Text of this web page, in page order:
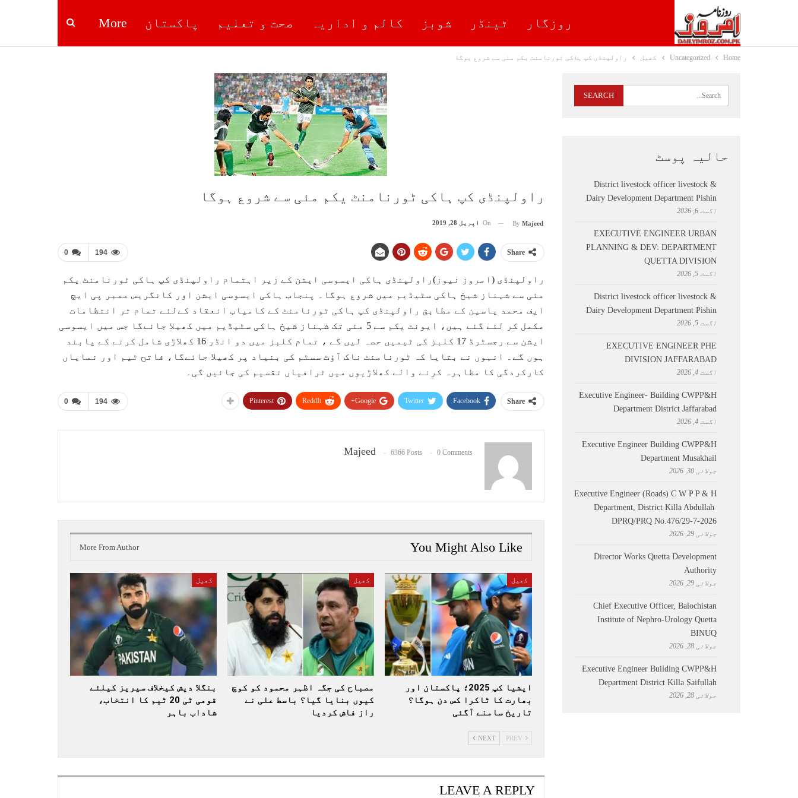
روزگار ٹینڈر شوبز کالم و اداریہ صحت و تعلیم پاکستان More
Home
Uncategorized کھیل راولپنڈی کپ ہاکی ٹورنامنٹ یکم مئی سے شروع ہوگا
راولپنڈی کپ ہاکی ٹورنامنٹ یکم مئی سے شروع ہوگا
By Majeed
On اپریل 28, 2019
0 194 Share
راولپنڈی (امروز نیوز)راولپنڈی ہاکی ایسوسی ایشن کے زیر اہتمام راولپنڈی کپ ہاکی ٹورنامنٹ یکم
مئی سے شہناز شیخ ہاکی سٹیڈیم میں شروع ہوگا۔ پنجاب ہاکی ایسوسی ایشن اور کانگریس ممبر پی ایچ
ایف محمد یاسین کے مطابق راولپنڈی کپ ہاکی ٹورنامنٹ کے کامیاب انعقاد کےلئے تمام تر انتظامات
مکمل کر لئے گئے ہیں، ایونٹ یکم سے 5 مئی تک شہناز شیخ ہاکی سٹیڈیم میں کھیلا جائےگا جس میں ایسوسی
ایشن سے رجسٹرڈ 17 کلبز کی ٹیمیں حصہ لیں گے ، تمام کلبز میں دو انڈر 16 کھلاڑی شامل کرنے کے پابند
ہوں گے۔ انہوں نے بتایا کہ ٹورنامنٹ ناک آﺅٹ سسٹم کی بنیاد پر کھیلا جائےگا، فاتح ٹیم اور نمایاں
کارکردگی کا مظاہرہ کرنے والے کھلاڑیوں میں ٹرافیاں تقسیم کی جائیں گی۔
0 194 Share
Facebook
Twitter
Google+
ReddIt
Pinterest
Majeed 6366 Posts 0 Comments
You Might Also Like
More From Author
کھیل
ایشیا کپ 2025؛ پاکستان اور
بھارت کا ٹاکرا کس دن ہوگا؟
تاریخ سامنے آگئی
کھیل
مصباح کی جگہ اظہر محمود کو کوچ
کیوں بنایا گیا؟ باسط علی نے
راز فاش کردیا
کھیل
بنگلا دیش کیخلاف سیریز کیلئے
قومی ٹی 20 ٹیم کا انتخاب،
شاداب باہر
NEXT
LEAVE A REPLY
حالیہ پوسٹ
District livestock officer livestock &
Dairy Development Department Pishin
اگست 6, 2026
EXECUTIVE ENGINEER URBAN
PLANNING & DEV: DEPARTMENT
QUETTA DIVISION
اگست 5, 2026
District livestock officer livestock &
Dairy Development Department Pishin
اگست 5, 2026
EXECUTIVE ENGINEER PHE
DIVISION JAFFARABAD
اگست 4, 2026
Executive Engineer- Building CWPP&H
Department District Jaffarabad
اگست 4, 2026
Executive Engineer Building CWPP&H
Department Musakhail
جولائی 30, 2026
Executive Engineer (Roads) C W P P & H
Department, District Killa Abdullah ​
DPRQ/PRQ No.476/29-7-2026
جولائی 29, 2026
Director Works Quetta Development
Authority
جولائی 29, 2026
Chief Executive Officer, Balochistan
Institute of Nephro-Urology Quetta
BINUQ
جولائی 28, 2026
Executive Engineer Building CWPP&H
Department District Killa Saifullah
جولائی 28, 2026